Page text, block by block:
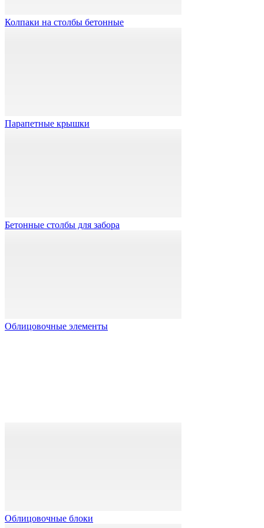
Колпаки на столбы бетонные
Парапетные крышки
Бетонные столбы для забора
Облицовочные элементы
Облицовочные блоки